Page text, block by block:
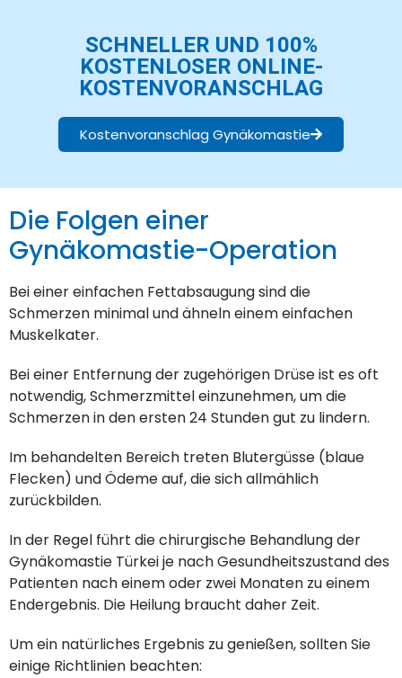
SCHNELLER UND 100%
KOSTENLOSER ONLINE-
KOSTENVORANSCHLAG
Kostenvoranschlag Gynäkomastie
Die Folgen einer
Gynäkomastie-Operation
Bei einer einfachen Fettabsaugung sind die
Schmerzen minimal und ähneln einem einfachen
Muskelkater.
Bei einer Entfernung der zugehörigen Drüse ist es oft
notwendig, Schmerzmittel einzunehmen, um die
Schmerzen in den ersten 24 Stunden gut zu lindern.
Im behandelten Bereich treten Blutergüsse (blaue
Flecken) und Ödeme auf, die sich allmählich
zurückbilden.
In der Regel führt die chirurgische Behandlung der
Gynäkomastie Türkei je nach Gesundheitszustand des
Patienten nach einem oder zwei Monaten zu einem
Endergebnis. Die Heilung braucht daher Zeit.
Um ein natürliches Ergebnis zu genießen, sollten Sie
einige Richtlinien beachten: